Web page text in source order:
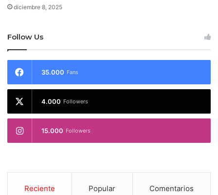
diciembre 8, 2025
Follow Us
35.000 Fans
4.000 Followers
15.000 Followers
Reciente Popular Comentarios